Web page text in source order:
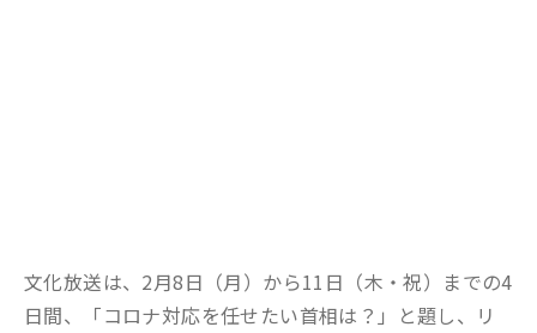
文化放送は、2月8日（月）から11日（木・祝）までの4
日間、「コロナ対応を任せたい首相は？」と題し、リ